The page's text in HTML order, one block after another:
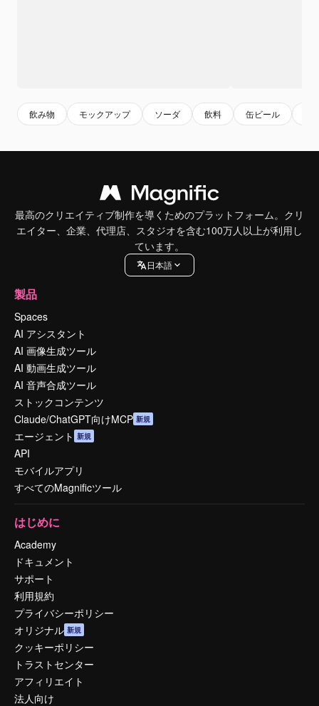
飲み物 モックアップ ソーダ 飲料 缶ビール
最高のクリエイティブ制作を導くためのプラットフォーム。クリ
エイター、企業、代理店、スタジオを含む100万人以上が利用し
ています。
日本語
製品
Spaces
AI アシスタント
AI 画像生成ツール
AI 動画生成ツール
AI 音声合成ツール
ストックコンテンツ
Claude/ChatGPT向けMCP 新規
エージェント 新規
API
モバイルアプリ
すべてのMagnificツール
はじめに
Academy
ドキュメント
サポート
利用規約
プライバシーポリシー
オリジナル 新規
クッキーポリシー
トラストセンター
アフィリエイト
法人向け